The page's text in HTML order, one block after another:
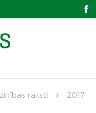
raksti 2017